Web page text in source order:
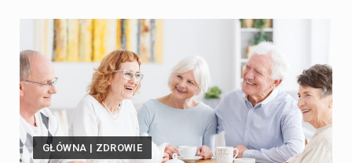
GŁÓWNA | ZDROWIE